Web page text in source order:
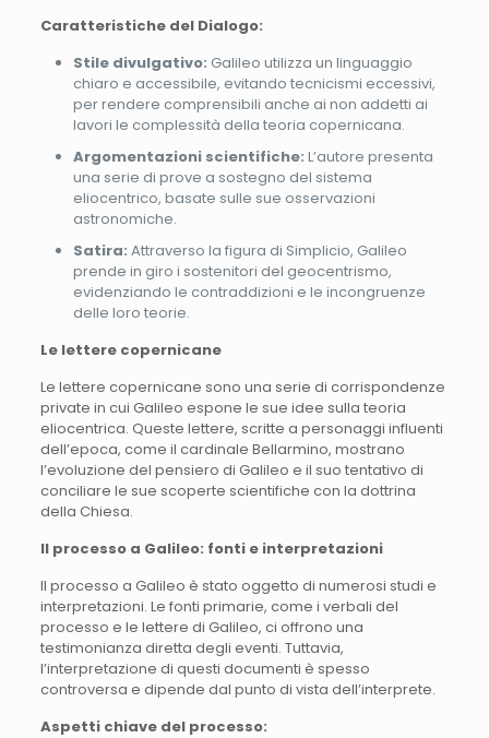
Caratteristiche del Dialogo:
Stile divulgativo: Galileo utilizza un linguaggio
chiaro e accessibile, evitando tecnicismi eccessivi,
per rendere comprensibili anche ai non addetti ai
lavori le complessità della teoria copernicana.
Argomentazioni scientifiche: L’autore presenta
una serie di prove a sostegno del sistema
eliocentrico, basate sulle sue osservazioni
astronomiche.
Satira: Attraverso la figura di Simplicio, Galileo
prende in giro i sostenitori del geocentrismo,
evidenziando le contraddizioni e le incongruenze
delle loro teorie.
Le lettere copernicane
Le lettere copernicane sono una serie di corrispondenze
private in cui Galileo espone le sue idee sulla teoria
eliocentrica. Queste lettere, scritte a personaggi influenti
dell’epoca, come il cardinale Bellarmino, mostrano
l’evoluzione del pensiero di Galileo e il suo tentativo di
conciliare le sue scoperte scientifiche con la dottrina
della Chiesa.
Il processo a Galileo: fonti e interpretazioni
Il processo a Galileo è stato oggetto di numerosi studi e
interpretazioni. Le fonti primarie, come i verbali del
processo e le lettere di Galileo, ci offrono una
testimonianza diretta degli eventi. Tuttavia,
l’interpretazione di questi documenti è spesso
controversa e dipende dal punto di vista dell’interprete.
Aspetti chiave del processo: